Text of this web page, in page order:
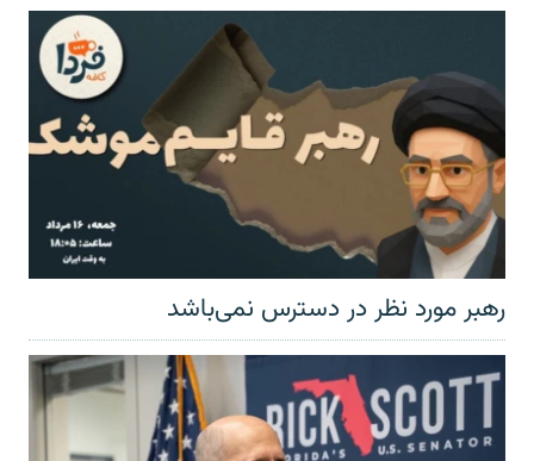
رهبر مورد نظر در دسترس نمی‌باشد